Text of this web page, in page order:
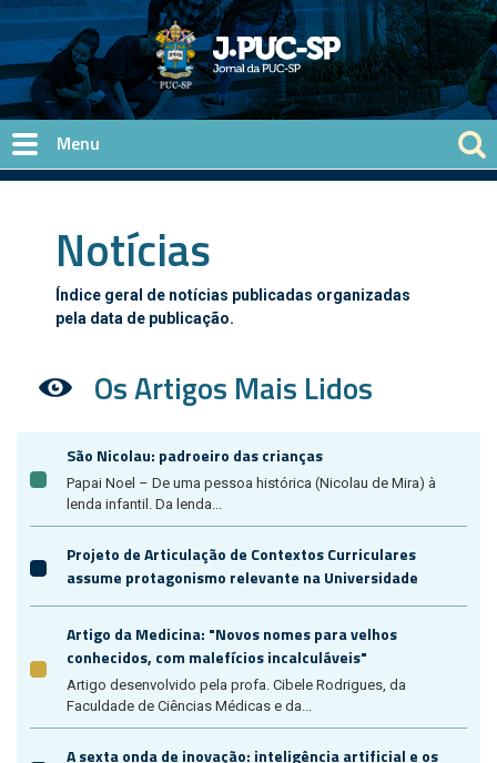
Pular para o conteúdo principal
Notícias
Índice geral de notícias publicadas organizadas
pela data de publicação.
Os Artigos Mais Lidos
São Nicolau: padroeiro das crianças
Papai Noel – De uma pessoa histórica (Nicolau de Mira) à
lenda infantil. Da lenda...
Projeto de Articulação de Contextos Curriculares
assume protagonismo relevante na Universidade
Artigo da Medicina: "Novos nomes para velhos
conhecidos, com malefícios incalculáveis"
Artigo desenvolvido pela profa. Cibele Rodrigues, da
Faculdade de Ciências Médicas e da...
A sexta onda de inovação: inteligência artificial e os